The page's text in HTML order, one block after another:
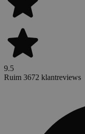
9.5
Ruim 3672 klantreviews